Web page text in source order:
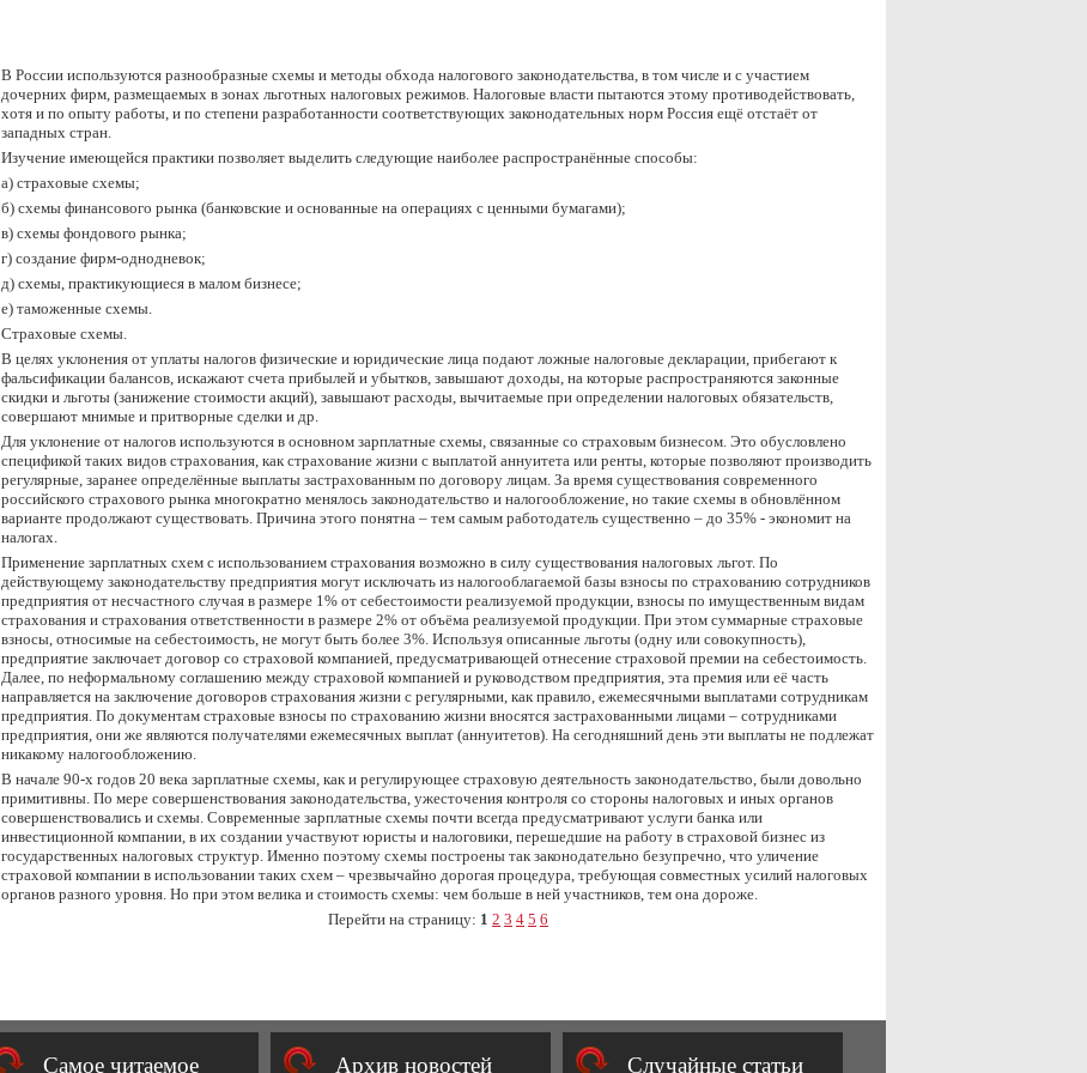
В России используются разнообразные схемы и методы обхода налогового законодательства, в том числе и с участием
дочерних фирм, размещаемых в зонах льготных налоговых режимов. Налоговые власти пытаются этому противодействовать,
хотя и по опыту работы, и по степени разработанности соответствующих законодательных норм Россия ещё отстаёт от
западных стран.
Изучение имеющейся практики позволяет выделить следующие наиболее распространённые способы:
а) страховые схемы;
б) схемы финансового рынка (банковские и основанные на операциях с ценными бумагами);
в) схемы фондового рынка;
г) создание фирм-однодневок;
д) схемы, практикующиеся в малом бизнесе;
е) таможенные схемы.
Страховые схемы.
В целях уклонения от уплаты налогов физические и юридические лица подают ложные налоговые декларации, прибегают к
фальсификации балансов, искажают счета прибылей и убытков, завышают доходы, на которые распространяются законные
скидки и льготы (занижение стоимости акций), завышают расходы, вычитаемые при определении налоговых обязательств,
совершают мнимые и притворные сделки и др.
Для уклонение от налогов используются в основном зарплатные схемы, связанные со страховым бизнесом. Это обусловлено
спецификой таких видов страхования, как страхование жизни с выплатой аннуитета или ренты, которые позволяют производить
регулярные, заранее определённые выплаты застрахованным по договору лицам. За время существования современного
российского страхового рынка многократно менялось законодательство и налогообложение, но такие схемы в обновлённом
варианте продолжают существовать. Причина этого понятна – тем самым работодатель существенно – до 35% - экономит на
налогах.
Применение зарплатных схем с использованием страхования возможно в силу существования налоговых льгот. По
действующему законодательству предприятия могут исключать из налогооблагаемой базы взносы по страхованию сотрудников
предприятия от несчастного случая в размере 1% от себестоимости реализуемой продукции, взносы по имущественным видам
страхования и страхования ответственности в размере 2% от объёма реализуемой продукции. При этом суммарные страховые
взносы, относимые на себестоимость, не могут быть более 3%. Используя описанные льготы (одну или совокупность),
предприятие заключает договор со страховой компанией, предусматривающей отнесение страховой премии на себестоимость.
Далее, по неформальному соглашению между страховой компанией и руководством предприятия, эта премия или её часть
направляется на заключение договоров страхования жизни с регулярными, как правило, ежемесячными выплатами сотрудникам
предприятия. По документам страховые взносы по страхованию жизни вносятся застрахованными лицами – сотрудниками
предприятия, они же являются получателями ежемесячных выплат (аннуитетов). На сегодняшний день эти выплаты не подлежат
никакому налогообложению.
В начале 90-х годов 20 века зарплатные схемы, как и регулирующее страховую деятельность законодательство, были довольно
примитивны. По мере совершенствования законодательства, ужесточения контроля со стороны налоговых и иных органов
совершенствовались и схемы. Современные зарплатные схемы почти всегда предусматривают услуги банка или
инвестиционной компании, в их создании участвуют юристы и налоговики, перешедшие на работу в страховой бизнес из
государственных налоговых структур. Именно поэтому схемы построены так законодательно безупречно, что уличение
страховой компании в использовании таких схем – чрезвычайно дорогая процедура, требующая совместных усилий налоговых
органов разного уровня. Но при этом велика и стоимость схемы: чем больше в ней участников, тем она дороже.
Перейти на страницу: 1 2 3 4 5 6
Cамое читаемое Архив новостей Случайные статьи